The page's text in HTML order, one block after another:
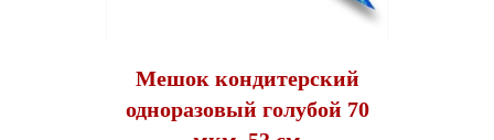
Мешок кондитерский
одноразовый голубой 70